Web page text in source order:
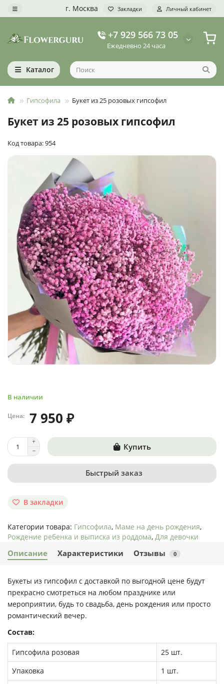
г. Москва Закладки Личный кабинет
+7 929 566 73 05
Ежедневно 24 часа
Каталог
Гипсофила Букет из 25 розовых гипсофил
Букет из 25 розовых гипсофил
Код товара: 954
В наличии
Цена: 7 950 ₽
Купить
Быстрый заказ
В закладки
Категории товара: Гипсофила, Маме на день рождения,
Рождение ребенка и выписка из роддома, Для девочки
Описание Характеристики Отзывы 0
Букеты из гипсофил с доставкой по выгодной цене будут
прекрасно смотреться на любом празднике или
мероприятии, будь то свадьба, день рождения или просто
романтический вечер.
Состав:
Гипсофила розовая
25 шт.
Упаковка
1 шт.